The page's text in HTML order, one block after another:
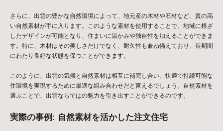
さらに、出雲の豊かな自然環境によって、地元産の木材や石材など、質の高
い自然素材が手に入ります。このような素材を使用することで、地域に根ざ
したデザインが可能となり、住まいに温かみや独自性を加えることができま
す。特に、木材はその美しさだけでなく、耐久性も兼ね備えており、長期間
にわたり良好な状態を保つことができます。
このように、出雲の気候と自然素材は相互に補完し合い、快適で持続可能な
住環境を実現するために最適な組み合わせだと言えるでしょう。自然素材を
選ぶことで、出雲ならではの魅力を引き出すことができるのです。
実際の事例: 自然素材を活かした注文住宅